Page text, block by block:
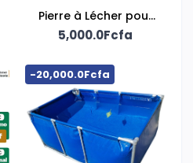
Pierre à Lécher pour
Ruminants – Apport
Nutritionnel
5,000.0Fcfa
-20,000.0Fcfa